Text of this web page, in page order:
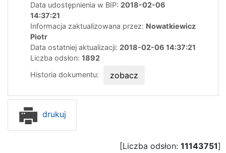
Data udostępnienia w BIP: 2018-02-06
14:37:21
Informacja zaktualizowana przez: Nowatkiewicz
Piotr
Data ostatniej aktualizacji: 2018-02-06 14:37:21
Liczba odsłon: 1892
Historia dokumentu:
zobacz
drukuj
[Liczba odsłon: 11143751]